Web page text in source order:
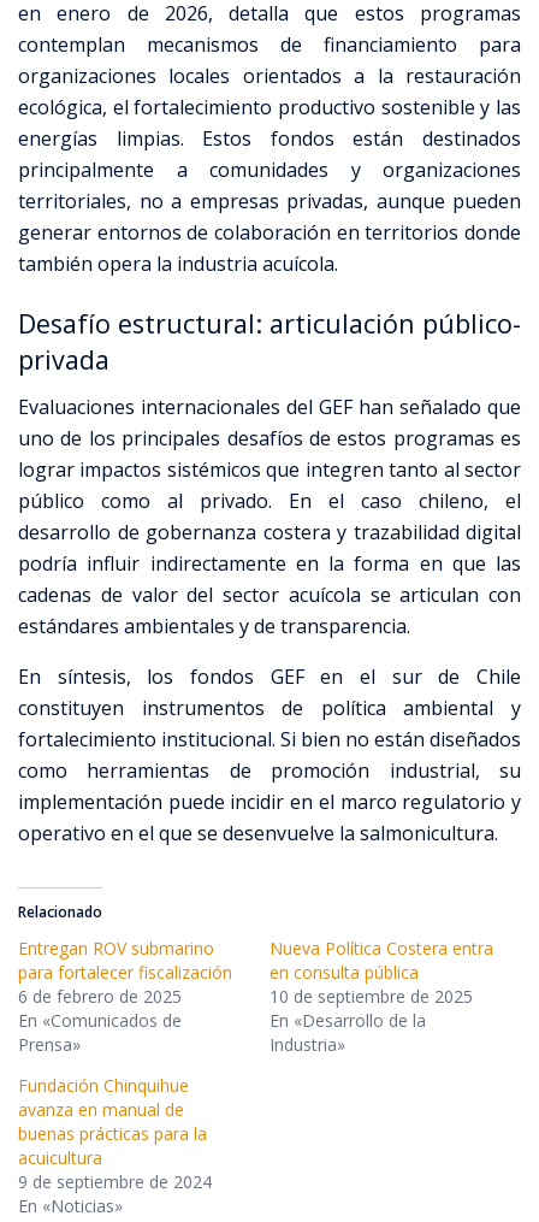
en enero de 2026, detalla que estos programas
contemplan mecanismos de financiamiento para
organizaciones locales orientados a la restauración
ecológica, el fortalecimiento productivo sostenible y las
energías limpias. Estos fondos están destinados
principalmente a comunidades y organizaciones
territoriales, no a empresas privadas, aunque pueden
generar entornos de colaboración en territorios donde
también opera la industria acuícola.
Desafío estructural: articulación público-
privada
Evaluaciones internacionales del GEF han señalado que
uno de los principales desafíos de estos programas es
lograr impactos sistémicos que integren tanto al sector
público como al privado. En el caso chileno, el
desarrollo de gobernanza costera y trazabilidad digital
podría influir indirectamente en la forma en que las
cadenas de valor del sector acuícola se articulan con
estándares ambientales y de transparencia.
En síntesis, los fondos GEF en el sur de Chile
constituyen instrumentos de política ambiental y
fortalecimiento institucional. Si bien no están diseñados
como herramientas de promoción industrial, su
implementación puede incidir en el marco regulatorio y
operativo en el que se desenvuelve la salmonicultura.
Relacionado
Entregan ROV submarino
para fortalecer fiscalización
6 de febrero de 2025
En «Comunicados de
Prensa»
Nueva Política Costera entra
en consulta pública
10 de septiembre de 2025
En «Desarrollo de la
Industria»
Fundación Chinquihue
avanza en manual de
buenas prácticas para la
acuicultura
9 de septiembre de 2024
En «Noticias»